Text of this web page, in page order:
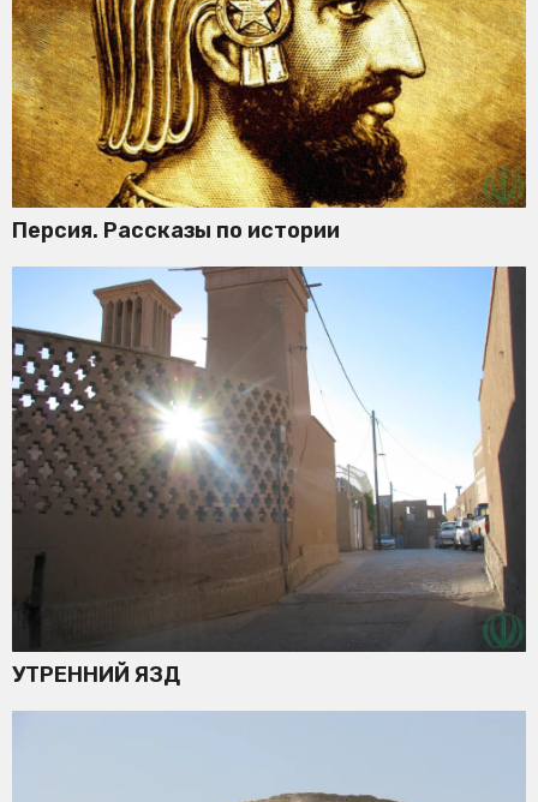
Персия. Рассказы по истории
УТРЕННИЙ ЯЗД